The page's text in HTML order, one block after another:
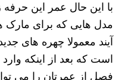
با این حال عمر این حرفه
مدل هایی که برای
آیند معمولا چهره ‌های
است که بعد از اینکه
فصل از عمرتان را می